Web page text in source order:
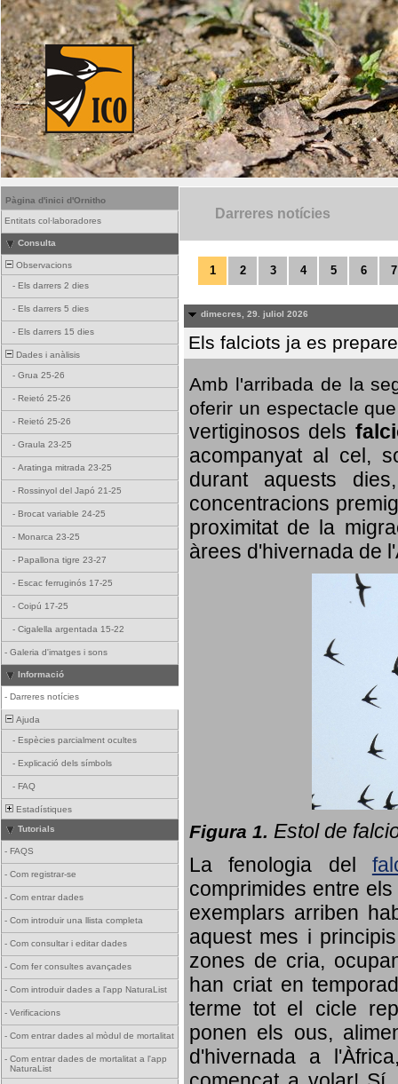
Pàgina d'inici d'Ornitho
Entitats col·laboradores
Consulta
Observacions
- Els darrers 2 dies
- Els darrers 5 dies
- Els darrers 15 dies
Dades i anàlisis
- Grua 25-26
- Reietó 25-26
- Reietó 25-26
- Graula 23-25
- Aratinga mitrada 23-25
- Rossinyol del Japó 21-25
- Brocat variable 24-25
- Monarca 23-25
- Papallona tigre 23-27
- Escac ferruginós 17-25
- Coipú 17-25
- Cigalella argentada 15-22
- Galeria d'imatges i sons
Informació
- Darreres notícies
Ajuda
- Espècies parcialment ocultes
- Explicació dels símbols
- FAQ
Estadístiques
Tutorials
- FAQS
- Com registrar-se
- Com entrar dades
- Com introduir una llista completa
- Com consultar i editar dades
- Com fer consultes avançades
- Com introduir dades a l'app NaturaList
- Verificacions
- Com entrar dades al mòdul de mortalitat
- Com entrar dades de mortalitat a l'app
NaturaList
Darreres notícies
1 2 3 4 5 6 7
dimecres, 29. juliol 2026
Els falciots ja es
Amb l'arribada de la
oferir un espectacle
vertiginosos dels
acompanyat al cel,
durant aquests
concentracions
proximitat de la
àrees d'hivernada de
Figura 1. Estol de
La fenologia del
comprimides entre
exemplars arriben
aquest mes i
zones de cria,
han criat en
terme tot el cicle
ponen els ous,
d'hivernada a